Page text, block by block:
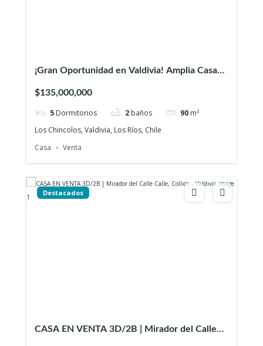
¡Gran Oportunidad en Valdivia! Amplia Casa
$135,000,000
5 Dormitorios 2 baños 90 m²
Los Chincolos, Valdivia, Los Ríos, Chile
Casa
Venta
Destacados
CASA EN VENTA 3D/2B | Mirador del Calle